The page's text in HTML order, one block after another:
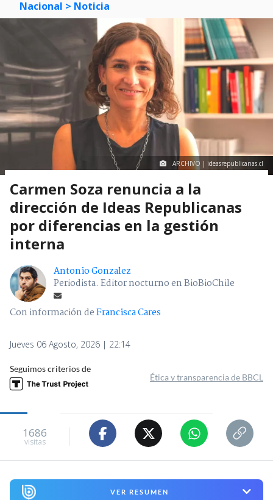
Nacional > Noticia
ARCHIVO | ideasrepublicanas.cl
Carmen Soza renuncia a la
dirección de Ideas Republicanas
por diferencias en la gestión
interna
Antonio Gonzalez
Periodista. Editor nocturno en BioBioChile
Con información deFrancisca Cares
Jueves 06 Agosto, 2026 | 22:14
Seguimos criterios de
Ética y transparencia de BBCL
1686
visitas
VER RESUMEN